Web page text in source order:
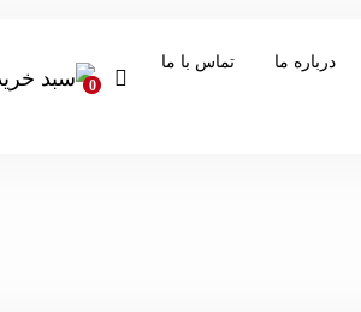
درباره ما
تماس با ما
0